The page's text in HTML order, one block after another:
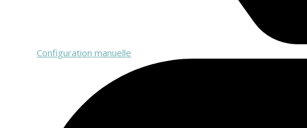
Configuration manuelle